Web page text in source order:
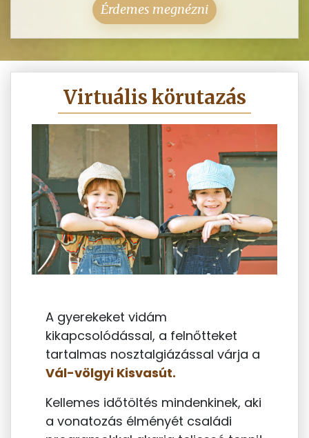
Érdemes megnézni
Virtuális körutazás
A gyerekeket vidám
kikapcsolódással, a felnőtteket
tartalmas nosztalgiázással várja a
Vál-völgyi Kisvasút.
Kellemes időtöltés mindenkinek, aki
a vonatozás élményét családi